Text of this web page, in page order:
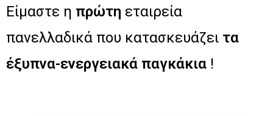
Είμαστε η πρώτη εταιρεία
πανελλαδικά που κατασκευάζει τα
έξυπνα-ενεργειακά παγκάκια !